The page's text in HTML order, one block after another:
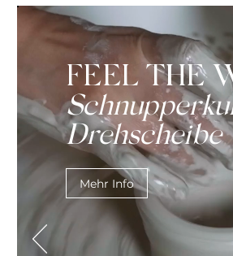
FEEL THE
Drehscheibe
Mehr Info